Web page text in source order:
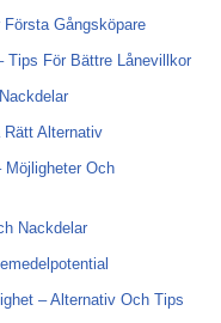
Gångsköpare
Tips För Bättre Lånevillkor
Alternativ
Möjligheter Och
Nackdelar
– Alternativ Och Tips